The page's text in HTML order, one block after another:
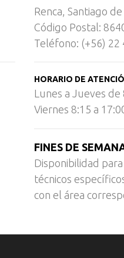
Renca, Santiago de
Código Postal:
Teléfono: (+56) 22
HORARIO DE
Lunes a Jueves de
Viernes 8:15 a
FINES DE
Disponibilidad
técnicos
con el área